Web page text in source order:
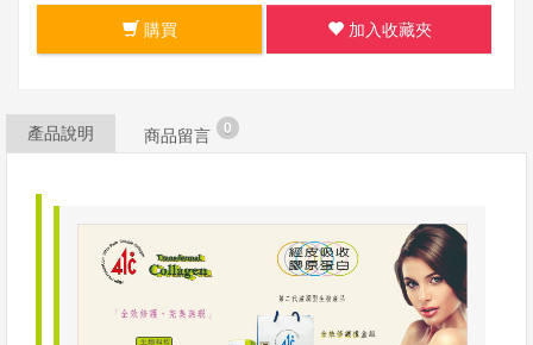
購買 加入收藏夾
產品說明 商品留言 0